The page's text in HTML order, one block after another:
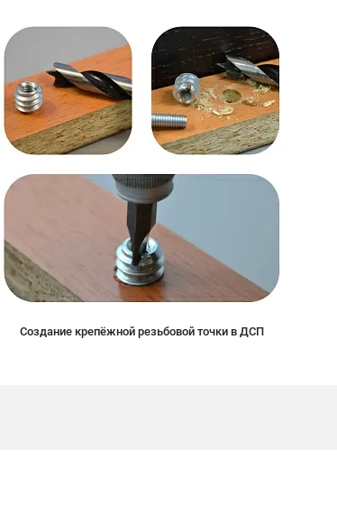
Создание крепёжной резьбовой точки в ДСП